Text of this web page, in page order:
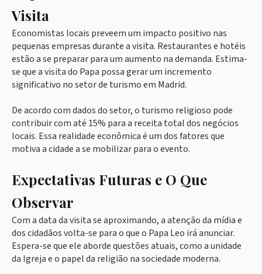
Visita
Economistas locais preveem um impacto positivo nas
pequenas empresas durante a visita. Restaurantes e hotéis
estão a se preparar para um aumento na demanda. Estima-
se que a visita do Papa possa gerar um incremento
significativo no setor de turismo em Madrid.
De acordo com dados do setor, o turismo religioso pode
contribuir com até 15% para a receita total dos negócios
locais. Essa realidade econômica é um dos fatores que
motiva a cidade a se mobilizar para o evento.
Expectativas Futuras e O Que
Observar
Com a data da visita se aproximando, a atenção da mídia e
dos cidadãos volta-se para o que o Papa Leo irá anunciar.
Espera-se que ele aborde questões atuais, como a unidade
da Igreja e o papel da religião na sociedade moderna.